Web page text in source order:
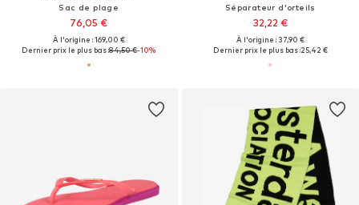
Sac de plage
76,05 €
À l'origine : 169,00 €
Dernier prix le plus bas :84,50 €-10%
Séparateur d'orteils
32,22 €
À l'origine : 37,90 €
Dernier prix le plus bas :25,42 €